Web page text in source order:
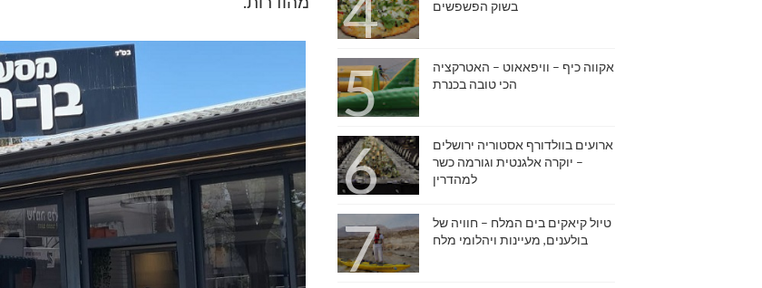
בשוק הפשפשים
אקווה כיף – וויפאאוט – האטרקציה
הכי טובה בכנרת
ארועים בוולדורף אסטוריה ירושלים
– יוקרה אלגנטית וגורמה כשר
למהדרין
טיול קיאקים בים המלח – חוויה של
בולענים, מעיינות ויהלומי מלח